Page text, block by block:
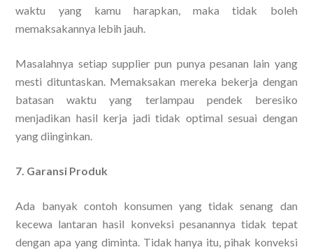
waktu yang kamu harapkan, maka tidak boleh
memaksakannya lebih jauh.
Masalahnya setiap supplier pun punya pesanan lain yang
mesti dituntaskan. Memaksakan mereka bekerja dengan
batasan waktu yang terlampau pendek beresiko
menjadikan hasil kerja jadi tidak optimal sesuai dengan
yang diinginkan.
7. Garansi Produk
Ada banyak contoh konsumen yang tidak senang dan
kecewa lantaran hasil konveksi pesanannya tidak tepat
dengan apa yang diminta. Tidak hanya itu, pihak konveksi